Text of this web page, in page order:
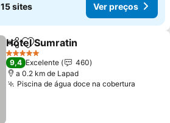
15 sites Ver preços
PartilharAdicionar aos favoritos
Hotel Sumratin
5 Estrelas
9,4 Excelente
460
a 0.2 km de Lapad
Piscina de água doce na cobertura